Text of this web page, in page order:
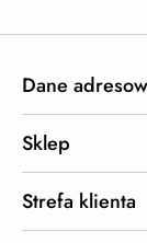
Dane
Sklep
Strefa klienta